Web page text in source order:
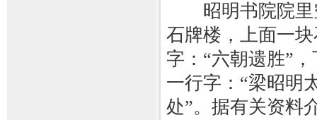
昭明书院院里
石牌楼，上面一
字：“六朝遗胜”
一行字：“梁昭明
处”。据有关资料